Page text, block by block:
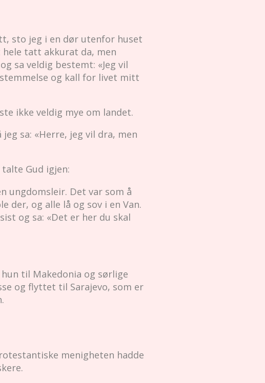
sto jeg i en dør utenfor huset
hele tatt akkurat da, men
sa veldig bestemt: «Jeg vil
og kall for livet mitt
ikke veldig mye om landet.
sa: «Herre, jeg vil dra, men
talte Gud igjen:
ungdomsleir. Det var som å
der, og alle lå og sov i en Van.
og sa: «Det er her du skal
til Makedonia og sørlige
og flyttet til Sarajevo, som er
menigheten hadde